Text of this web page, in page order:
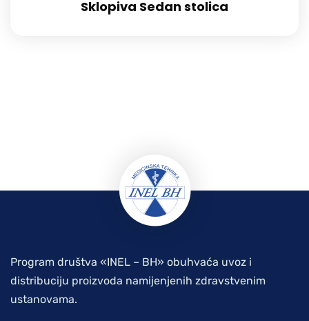
Sklopiva Sedan stolica
Program društva «INEL – BH» obuhvaća uvoz i
distribuciju proizvoda namijenjenih zdravstvenim
ustanovama.